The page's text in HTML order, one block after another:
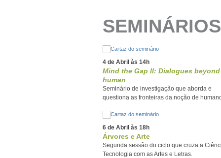
SEMINÁRIOS
4 de Abril às 14h
Mind the Gap II: Dialogues
human
Seminário de investigação que aborda e
questiona as fronteiras da noção de
6 de Abril às 18h
Árvores e Arte
Segunda sessão do ciclo que cruza a
Tecnologia com as Artes e Letras.